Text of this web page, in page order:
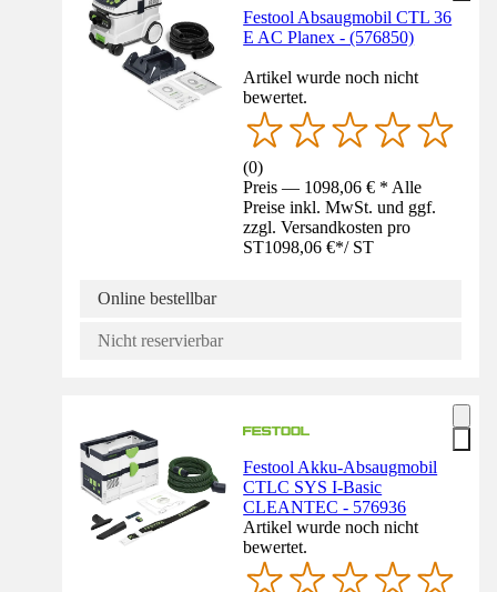
Festool Absaugmobil CTL 36
E AC Planex - (576850)
Artikel wurde noch nicht
bewertet.
(0)
Preis — 1098,06 € * Alle
Preise inkl. MwSt. und ggf.
zzgl. Versandkosten pro
ST1098,06 €*/ ST
Online bestellbar
Nicht reservierbar
Festool Akku-Absaugmobil
CTLC SYS I-Basic
CLEANTEC - 576936
Artikel wurde noch nicht
bewertet.